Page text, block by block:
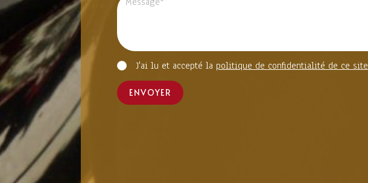
J'ai lu et accepté la politique de confidentialité de ce site
ENVOYER